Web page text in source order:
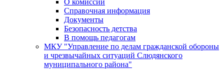
О комиссии
Справочная информация
Документы
Безопасность детства
В помощь педагогам
МКУ "Управление по делам гражданской обороны
и чрезвычайных ситуаций Слюдянского
муниципального района"